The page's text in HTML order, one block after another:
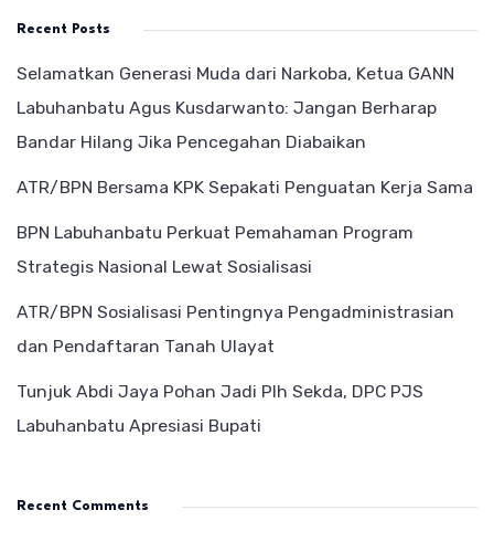
Recent Posts
Selamatkan Generasi Muda dari Narkoba, Ketua GANN
Labuhanbatu Agus Kusdarwanto: Jangan Berharap
Bandar Hilang Jika Pencegahan Diabaikan
ATR/BPN Bersama KPK Sepakati Penguatan Kerja Sama
BPN Labuhanbatu Perkuat Pemahaman Program
Strategis Nasional Lewat Sosialisasi
ATR/BPN Sosialisasi Pentingnya Pengadministrasian
dan Pendaftaran Tanah Ulayat
Tunjuk Abdi Jaya Pohan Jadi Plh Sekda, DPC PJS
Labuhanbatu Apresiasi Bupati
Recent Comments